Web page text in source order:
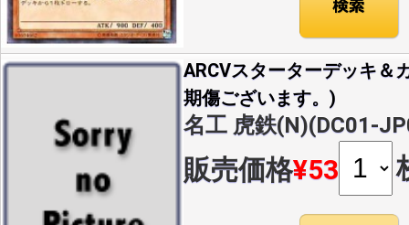
ARCVスターターデッキ＆
期傷ございます。)
名工 虎鉄(N)(DC01-
販売価格¥53